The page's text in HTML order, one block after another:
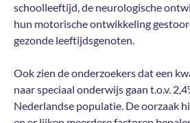
schoolleeftijd, de neurologische
hun motorische ontwikkeling
gezonde leeftijdsgenoten.
Ook zien de onderzoekers dat een
naar speciaal onderwijs gaan t.o.v.
Nederlandse populatie. De oorzaak